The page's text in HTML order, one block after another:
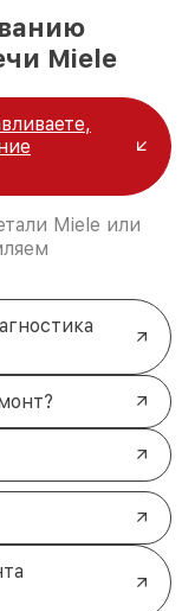
доверия
Miele
Miele или